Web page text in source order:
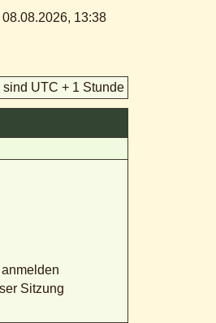
13:38
UTC + 1 Stunde
Sitzung